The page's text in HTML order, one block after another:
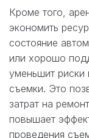
Кроме того,
экономить
состояние
или хорошо
уменьшит риски
съемки. Это
затрат на
повышает
проведения